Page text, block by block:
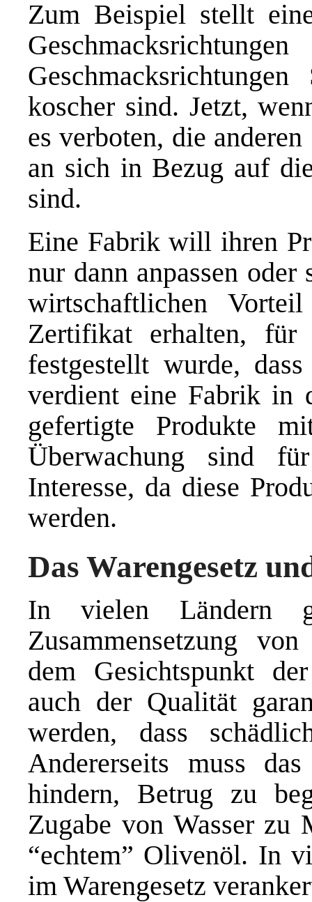
Zum Beispiel stellt
koscher sind. Jetzt,
es verboten, die
an sich in Bezug auf
sind.
Eine Fabrik will ihren
nur dann anpassen
wirtschaftlichen
Zertifikat erhalten,
festgestellt wurde,
verdient eine Fabrik in
gefertigte Produkte
Überwachung sind
Interesse, da diese
werden.
Das Warengesetz
In vielen Ländern
Zusammensetzung
dem Gesichtspunkt
auch der Qualität
werden, dass
Andererseits muss
hindern, Betrug zu
Zugabe von Wasser
“echtem” Olivenöl. In
im Warengesetz